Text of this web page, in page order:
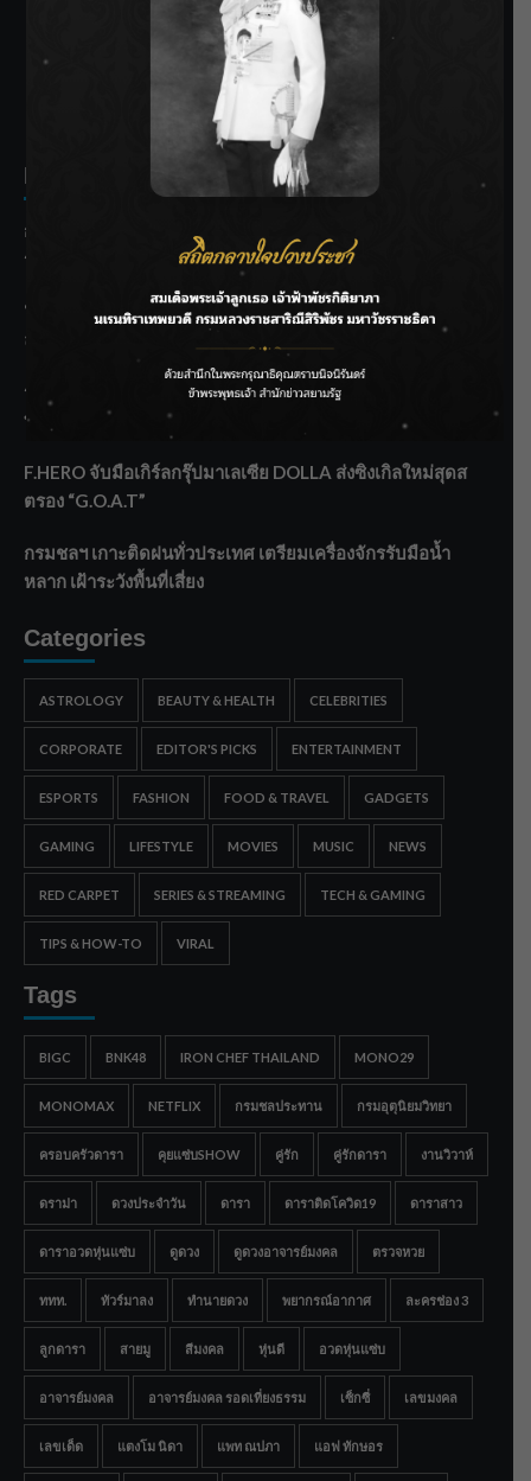
SIAMRATH VARIETY
THE BEST ENTERTAINMENT
Recent Posts
กรมชลฯ รับฟังประชาชน ติดตามแก้ปัญหาโครงการประตู
ระบายน้ำศรีสองรักฯ
‘แมน การิน’ แชร์ความเชื่อชวนคิด! “อยากกินอะไรหลังจาก
ลาโลกนี้ ให้ใส่บาตรสิ่งนั้นไว้ตอนยังมีชีวิต”
ราชเลขานุการในพระองค์ฯ ติดตามโครงการหุบกะพง–ห้วย
ทรายใต้ เสริมความมั่นคงน้ำเพชรบุรี
F.HERO จับมือเกิร์ลกรุ๊ปมาเลเซีย DOLLA ส่งซิงเกิลใหม่สุดส
ตรอง “G.O.A.T”
กรมชลฯ เกาะติดฝนทั่วประเทศ เตรียมเครื่องจักรรับมือน้ำ
หลาก เฝ้าระวังพื้นที่เสี่ยง
Categories
ASTROLOGY BEAUTY & HEALTH CELEBRITIES
CORPORATE EDITOR'S PICKS ENTERTAINMENT
ESPORTS FASHION FOOD & TRAVEL GADGETS
GAMING LIFESTYLE MOVIES MUSIC NEWS
RED CARPET SERIES & STREAMING TECH & GAMING
TIPS & HOW-TO VIRAL
Tags
BIGC BNK48 IRON CHEF THAILAND MONO29
MONOMAX NETFLIX กรมชลประทาน กรมอุตุนิยมวิทยา
ครอบครัวดารา คุยแซ่บSHOW คู่รัก คู่รักดารา งานวิวาห์
ดราม่า ดวงประจำวัน ดารา ดาราติดโควิด19 ดาราสาว
ดาราอวดหุ่นแซ่บ ดูดวง ดูดวงอาจารย์มงคล ตรวจหวย
ททท. ทัวร์มาลง ทำนายดวง พยากรณ์อากาศ ละครช่อง 3
ลูกดารา สายมู สีมงคล หุ่นดี อวดหุ่นแซ่บ
อาจารย์มงคล อาจารย์มงคล รอดเที่ยงธรรม เซ็กซี่ เลขมงคล
เลขเด็ด แตงโม นิดา แพท ณปภา แอฟ ทักษอร